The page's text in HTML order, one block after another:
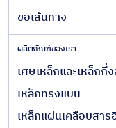
ขอเส้นทาง
ผลิตภัณฑ์ของเรา
เศษเหล็กและเหล็กกึ่
เหล็กทรงแบน
เหล็กแผ่นเคลือบสา